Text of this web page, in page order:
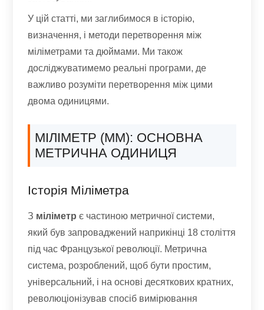
У цій статті, ми заглибимося в історію,
визначення, і методи перетворення між
міліметрами та дюймами. Ми також
досліджуватимемо реальні програми, де
важливо розуміти перетворення між цими
двома одиницями.
МІЛІМЕТР (ММ): ОСНОВНА
МЕТРИЧНА ОДИНИЦЯ
Історія Міліметра
З міліметр є частиною метричної системи,
який був запроваджений наприкінці 18 століття
під час Французької революції. Метрична
система, розроблений, щоб бути простим,
універсальний, і на основі десяткових кратних,
революціонізував спосіб вимірювання